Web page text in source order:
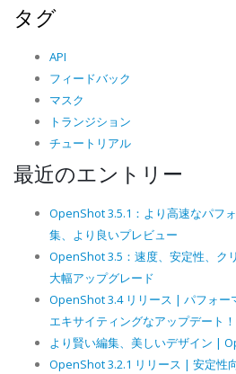
タグ
API
フィードバック
マスク
トランジション
チュートリアル
最近のエントリー
OpenShot 3.5.1：より高速なパフ
集、より良いプレビュー
OpenShot 3.5：速度、安定性、ク
大幅アップグレード
OpenShot 3.4 リリース | パフォー
エキサイティングなアップデート！
より賢い編集、美しいデザイン |
OpenShot 3.2.1 リリース | 安定性